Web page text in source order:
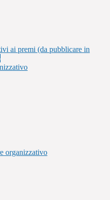
ai premi (da pubblicare in
organizzativo